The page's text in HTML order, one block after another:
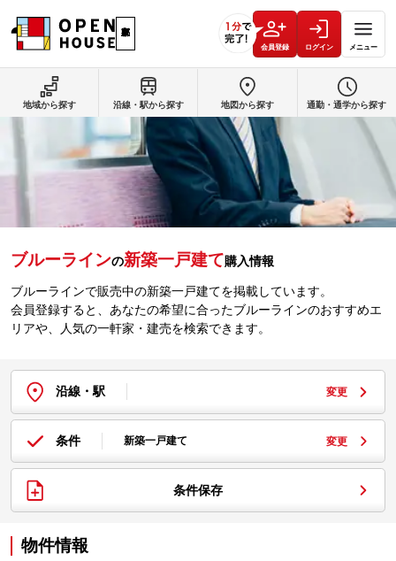
会員登録 ログイン メニュー
ブルーラインの新築一戸建て購入情報
ブルーラインで販売中の新築一戸建てを掲載しています。
会員登録すると、あなたの希望に合ったブルーラインのおすすめエ
リアや、人気の一軒家・建売を検索できます。
沿線・駅 変更
条件 新築一戸建て 変更
条件保存
物件情報
地域から探す 沿線・駅から探す 地図から探す 通勤・通学から探す